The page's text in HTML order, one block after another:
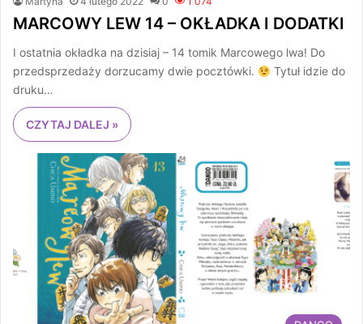
MARCOWY LEW 14 – OKŁADKA I DODATKI
I ostatnia okładka na dzisiaj – 14 tomik Marcowego lwa! Do
przedsprzedaży dorzucamy dwie pocztówki.
Tytuł idzie do
druku…
CZYTAJ DALEJ »